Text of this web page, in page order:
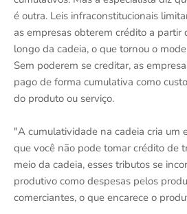
é outra. Leis infraconstitucionais
as empresas obterem crédito a partir
longo da cadeia, o que tornou o
Sem poderem se creditar, as
pago de forma cumulativa como
do produto ou serviço.
"A cumulatividade na cadeia cria um
que você não pode tomar crédito de
meio da cadeia, esses tributos se
produtivo como despesas pelos
comerciantes, o que encarece o